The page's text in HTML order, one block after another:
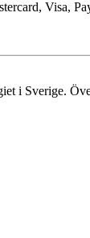
Visa,
i Sverige.